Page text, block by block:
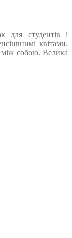
для студентів і
квітами.
між собою. Велика